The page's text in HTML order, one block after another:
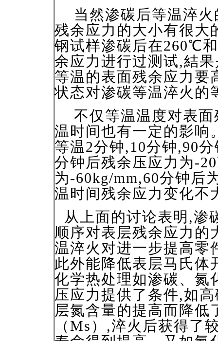
当然渗碳后等温淬火
残余应力的大小有很大
钢试样渗碳后在260℃
余应力进行过测试,結
等温的表面残余应力要
状态对渗碳等温淬火的
不仅等温温度对表面
温时间也有一定的影
等温2分钟,10分钟,90
分钟后残余压应力为-
为-60kg/mm,60分钟后
温时间残余应力变化不
从上面的讨论表明,渗
顺序对表层残余应力的
温淬火对进一步提高零
此外能降低表层马氏体
化学热处理如渗碳、氮
压应力提供了条件,如
层氮含量的提高而降低
（Ms）,淬火后获得了